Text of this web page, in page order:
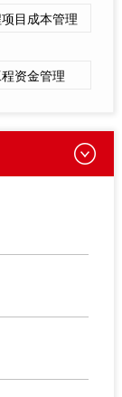
目成本管理
资金管理